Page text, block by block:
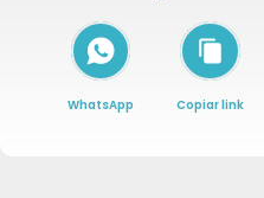
WhatsApp Copiar link